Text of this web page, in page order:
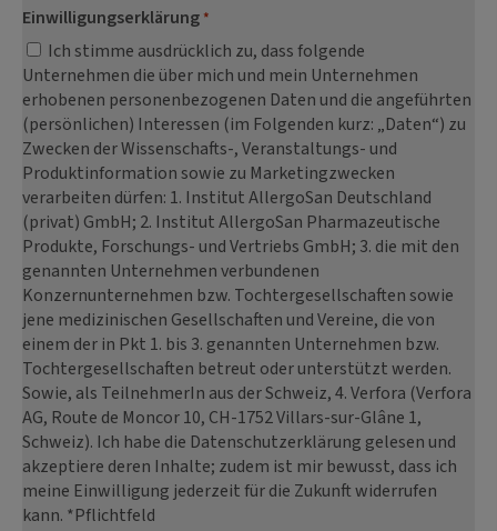
Einwilligungserklärung *
Ich stimme ausdrücklich zu, dass folgende
Unternehmen die über mich und mein Unternehmen
erhobenen personenbezogenen Daten und die angeführten
(persönlichen) Interessen (im Folgenden kurz: „Daten“) zu
Zwecken der Wissenschafts-, Veranstaltungs- und
Produktinformation sowie zu Marketingzwecken
verarbeiten dürfen: 1. Institut AllergoSan Deutschland
(privat) GmbH; 2. Institut AllergoSan Pharmazeutische
Produkte, Forschungs- und Vertriebs GmbH; 3. die mit den
genannten Unternehmen verbundenen
Konzernunternehmen bzw. Tochtergesellschaften sowie
jene medizinischen Gesellschaften und Vereine, die von
einem der in Pkt 1. bis 3. genannten Unternehmen bzw.
Tochtergesellschaften betreut oder unterstützt werden.
Sowie, als TeilnehmerIn aus der Schweiz, 4. Verfora (Verfora
AG, Route de Moncor 10, CH-1752 Villars-sur-Glâne 1,
Schweiz). Ich habe die Datenschutzerklärung gelesen und
akzeptiere deren Inhalte; zudem ist mir bewusst, dass ich
meine Einwilligung jederzeit für die Zukunft widerrufen
kann. *Pflichtfeld